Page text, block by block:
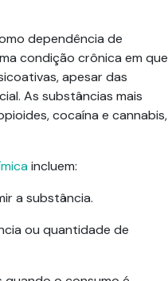
dependência de
condição crônica em que
apesar das
As substâncias mais
cocaína e cannabis,
incluem:
a substância.
ou quantidade de